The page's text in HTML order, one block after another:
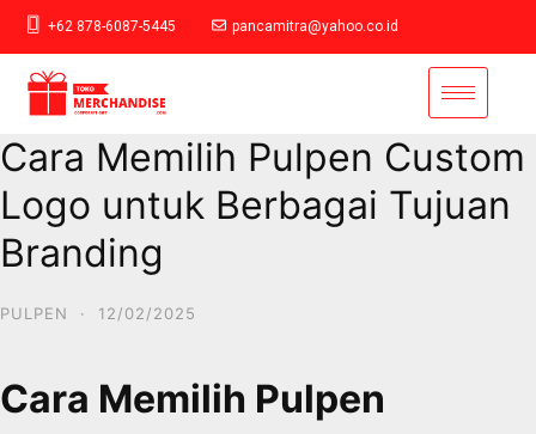
+62 878-6087-5445 pancamitra@yahoo.co.id
Cara Memilih Pulpen Custom
Logo untuk Berbagai Tujuan
Branding
PULPEN · 12/02/2025
Cara Memilih Pulpen